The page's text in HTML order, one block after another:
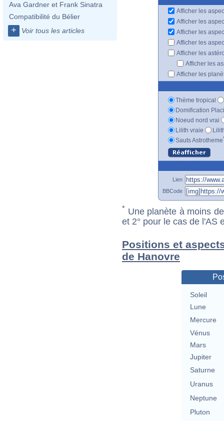
Ava Gardner et Frank Sinatra
Compatibilité du Bélier
+ Voir tous les articles
Afficher les
Afficher les
Afficher les
Afficher les
Afficher les
Afficher les
Afficher les
Thème tropical
Domification
Noeud nord vrai
Lilith vraie
Sauts Astrotheme
Lien
BBCode
* Une planète à moins
et 2° pour le cas de l'AS
Positions et
de Hanovre
Soleil
Lune
Mercure
Vénus
Mars
Jupiter
Saturne
Uranus
Neptune
Pluton